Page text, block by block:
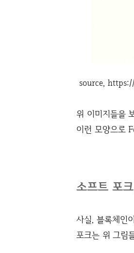
source,
위 이미지들을
이런 모양으로
소프트 포
사실, 블록체인
포크는 위 그림